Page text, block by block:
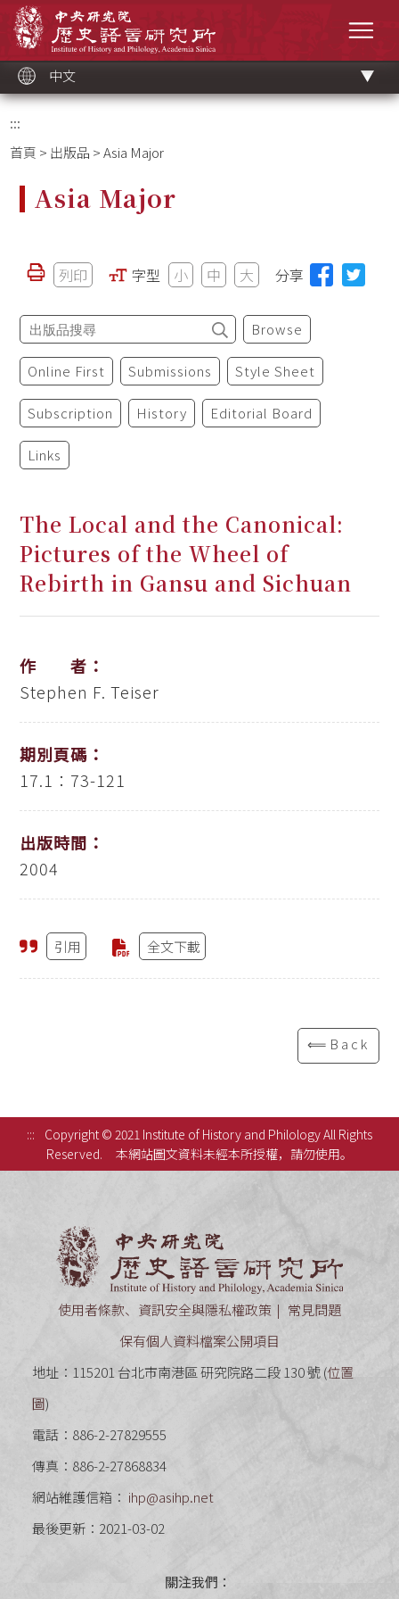
中文
:::
首頁 > 出版品 > Asia Major
Asia Major
列印 字型 小 中 大 分享
Browse
Online First Submissions Style Sheet
Subscription History Editorial Board
Links
The Local and the Canonical:
Pictures of the Wheel of
Rebirth in Gansu and Sichuan
作 者：
Stephen F. Teiser
期別頁碼：
17.1：73-121
出版時間：
2004
引用 全文下載
⟸Back
:::
Copyright © 2021 Institute of History and Philology All Rights
Reserved.
本網站圖文資料未經本所授權，請勿使用。
使用者條款、資訊安全與隱私權政策
常見問題
保有個人資料檔案公開項目
地址：115201 台北市南港區 研究院路二段 130 號 (位置
圖)
電話：886-2-27829555
傳真：886-2-27868834
網站維護信箱： ihp@asihp.net
最後更新：2021-03-02
關注我們：